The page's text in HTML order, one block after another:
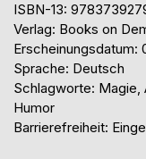
ISBN-13:
Verlag: Books on
Erscheinungsdatum:
Sprache: Deutsch
Schlagworte: Magie,
Humor
Barrierefreiheit: